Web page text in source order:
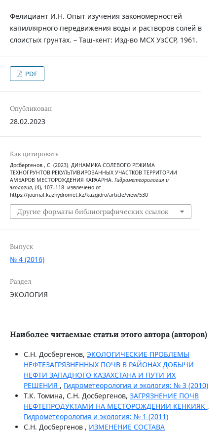
Фелициант И.Н. Опыт изучения закономерностей
капиллярного передвижения воды и растворов солей в
слоистых грунтах. – Таш-кент: Изд-во МСХ УзССР, 1961.
PDF
Опубликован
28.02.2023
Как цитировать
Досбергенов , С. (2023). ДИНАМИКА СОЛЕВОГО РЕЖИМА
ТЕХНОГРУНТОВ РЕКУЛЬТИВИРОВАННЫХ УЧАСТКОВ ТЕРРИТОРИИ
АМБАРОВ МЕСТОРОЖДЕНИЯ КАРААРНА. Гидрометеорология и
экология, (4), 107–118. извлечено от
https://journal.kazhydromet.kz/kazgidro/article/view/530
Другие форматы библиографических ссылок
Выпуск
№ 4 (2016)
Раздел
ЭКОЛОГИЯ
Наиболее читаемые статьи этого автора (авторов)
С.Н. Досбергенов, ЭКОЛОГИЧЕСКИЕ ПРОБЛЕМЫ
НЕФТЕЗАГРЯЗНЕННЫХ ПОЧВ В РАЙОНАХ ДОБЫЧИ
НЕФТИ ЗАПАДНОГО КАЗАХСТАНА И ПУТИ ИХ
РЕШЕНИЯ , Гидрометеорология и экология: № 3 (2010)
Т.К. Томина, С.Н. Досбергенов, ЗАГРЯЗНЕНИЕ ПОЧВ
НЕФТЕПРОДУКТАМИ НА МЕСТОРОЖДЕНИИ КЕНКИЯК ,
Гидрометеорология и экология: № 1 (2011)
С.Н. Досбергенов , ИЗМЕНЕНИЕ СОСТАВА